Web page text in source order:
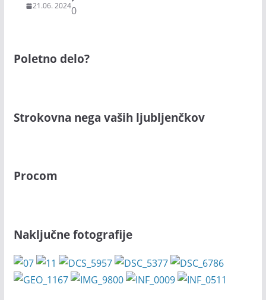
21.06. 20240
Poletno delo?
Strokovna nega vaših ljubljenčkov
Procom
Naključne fotografije